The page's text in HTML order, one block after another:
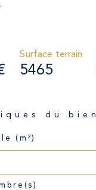
Surface terrain
5465
du bien
(m²)